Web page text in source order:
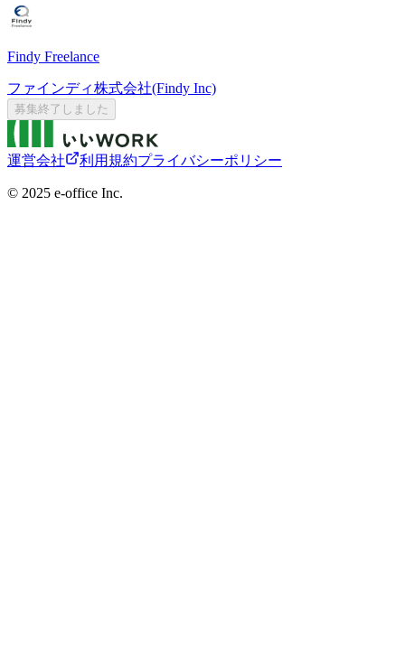
Findy Freelance
ファインディ株式会社(Findy Inc)
募集終了しました
運営会社 利用規約プライバシーポリシー
©︎ 2025 e-office Inc.